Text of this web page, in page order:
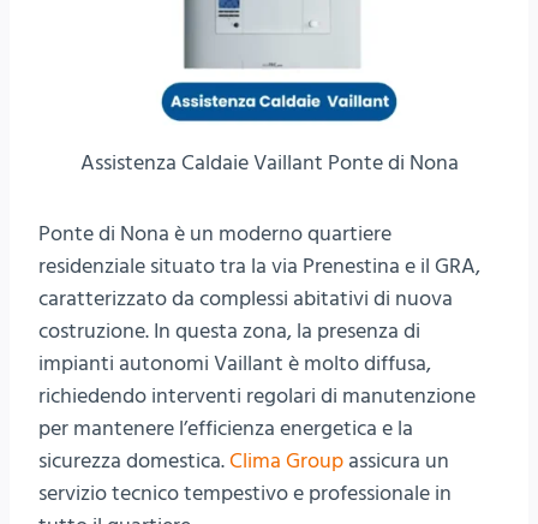
Assistenza Caldaie Vaillant Ponte di Nona
Ponte di Nona è un moderno quartiere
residenziale situato tra la via Prenestina e il GRA,
caratterizzato da complessi abitativi di nuova
costruzione. In questa zona, la presenza di
impianti autonomi Vaillant è molto diffusa,
richiedendo interventi regolari di manutenzione
per mantenere l’efficienza energetica e la
sicurezza domestica.Clima Group assicura un
servizio tecnico tempestivo e professionale in